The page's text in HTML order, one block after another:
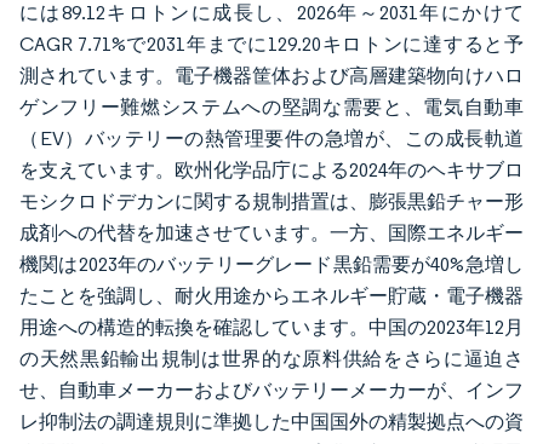
には89.12キロトンに成長し、2026年～2031年にかけて
CAGR 7.71%で2031年までに129.20キロトンに達すると予
測されています。電子機器筐体および高層建築物向けハロ
ゲンフリー難燃システムへの堅調な需要と、電気自動車
（EV）バッテリーの熱管理要件の急増が、この成長軌道
を支えています。欧州化学品庁による2024年のヘキサブロ
モシクロドデカンに関する規制措置は、膨張黒鉛チャー形
成剤への代替を加速させています。一方、国際エネルギー
機関は2023年のバッテリーグレード黒鉛需要が40%急増し
たことを強調し、耐火用途からエネルギー貯蔵・電子機器
用途への構造的転換を確認しています。中国の2023年12月
の天然黒鉛輸出規制は世界的な原料供給をさらに逼迫さ
せ、自動車メーカーおよびバッテリーメーカーが、インフ
レ抑制法の調達規則に準拠した中国国外の精製拠点への資